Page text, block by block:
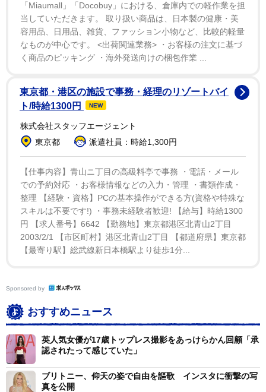
いる時に運転するとそれは犯罪になるの？』って考えて
いたわ」「そして車の中で『運転すべき、それともしな
いべき？車が人々に覆われた場合の法律は？』って考え
てたの」と答えた。
そしてシャロンは、ファン達にこう警告している。
「私の車の上に乗らないで。どうしたら良いのかわから
ないから」
「Miaumall」「Docobuy」における、倉庫内での軽作業を担
当していただきます。 取り扱い商品は、日本製の健康・美
容用品、日用品、雑貨、ファッション小物など、比較的軽量
なものが中心です。 <出荷関連業務> ・お客様の注文に基づ
く商品のピッキング ・海外発送向けの梱包作業 ...
東京都・港区の施設で事務・経理のリゾートバイ
ト/時給1300円
NEW
株式会社スタッフエージェント
東京都
派遣社員：時給1,300円
【仕事内容】青山ニ丁目の高級料亭で事務 ・電話・メール
での予約対応 ・お客様情報などの入力・管理 ・書類作成・
整理 【経験・資格】PCの基本操作ができる方(資格や特殊な
スキルは不要です!) ・事務未経験者歓迎! 【給与】時給1300
円 【求人番号】6642 【勤務地】東京都港区北青山2丁目
2003/2/1 【市区町村】港区北青山2丁目 【都道府県】東京都
【最寄り駅】総武線新日本橋駅より徒歩1分...
Sponsored by
おすすめニュース
英人気女優が17歳トップレス撮影をあっけらかん回顧「承
認されたって感じていた」
ブリトニー、仰天の姿で自由を謳歌 インスタに衝撃の写
真を公開